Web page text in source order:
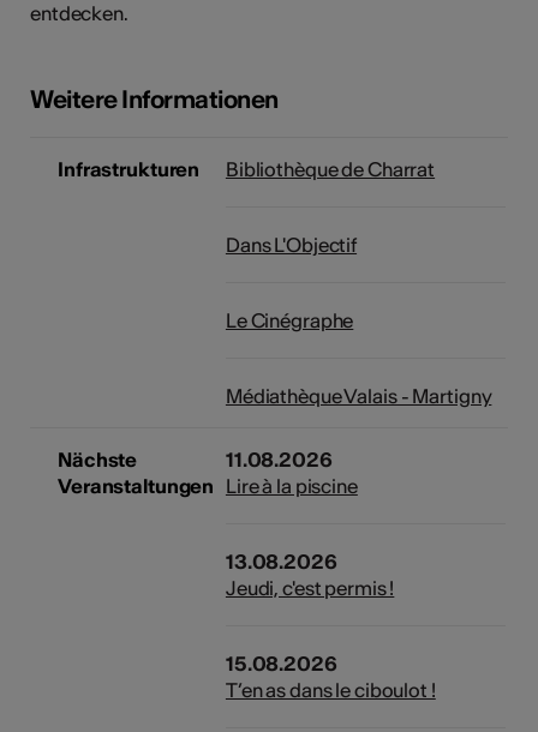
entdecken.
Weitere Informationen
Infrastrukturen Bibliothèque de Charrat
Dans L'Objectif
Le Cinégraphe
Médiathèque Valais - Martigny
Nächste
Veranstaltungen
11.08.2026
Lire à la piscine
13.08.2026
Jeudi, c'est permis !
15.08.2026
T’en as dans le ciboulot !